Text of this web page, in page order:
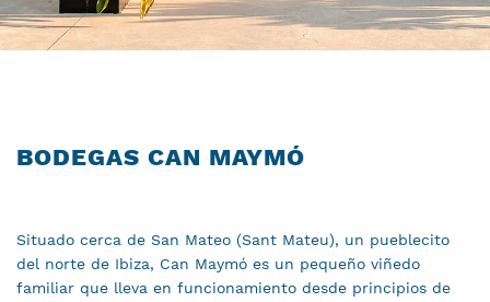
BODEGAS CAN MAYMÓ
Situado cerca de San Mateo (Sant Mateu), un pueblecito
del norte de Ibiza, Can Maymó es un pequeño viñedo
familiar que lleva en funcionamiento desde principios de